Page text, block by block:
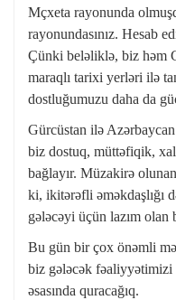
Mçxeta rayonunda
rayonundasınız. Hesab
Çünki beləliklə, biz həm
maraqlı tarixi yerləri ilə
dostluğumuzu daha da
Gürcüstan ilə
biz dostuq, müttəfiqik,
bağlayır. Müzakirə
ki, ikitərəfli əməkdaşlığı
gələcəyi üçün lazım olan
Bu gün bir çox önəmli
biz gələcək fəaliyyətimizi
əsasında quracağıq.